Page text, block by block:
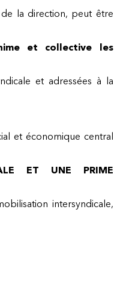
la direction, peut être
et collective les
et adressées à la
et économique central
ET UNE PRIME
intersyndicale,